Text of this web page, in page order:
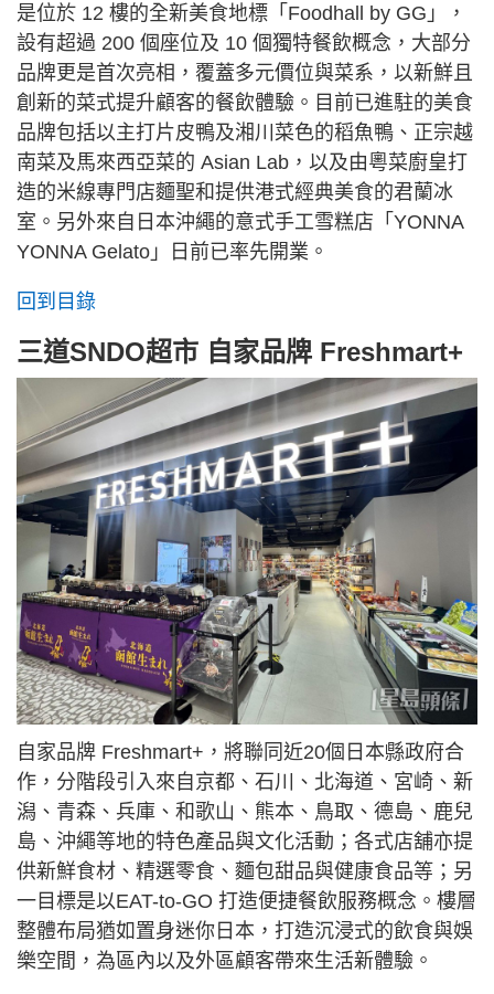
是位於 12 樓的全新美食地標「Foodhall by GG」，
設有超過 200 個座位及 10 個獨特餐飲概念，大部分
品牌更是首次亮相，覆蓋多元價位與菜系，以新鮮且
創新的菜式提升顧客的餐飲體驗。目前已進駐的美食
品牌包括以主打片皮鴨及湘川菜色的稻魚鴨、正宗越
南菜及馬來西亞菜的 Asian Lab，以及由粵菜廚皇打
造的米線專門店麵聖和提供港式經典美食的君蘭冰
室。另外來自日本沖繩的意式手工雪糕店「YONNA
YONNA Gelato」日前已率先開業。
回到目錄
三道SNDO超市 自家品牌 Freshmart+
自家品牌 Freshmart+，將聯同近20個日本縣政府合
作，分階段引入來自京都、石川、北海道、宮崎、新
潟、青森、兵庫、和歌山、熊本、鳥取、德島、鹿兒
島、沖繩等地的特色產品與文化活動；各式店舖亦提
供新鮮食材、精選零食、麵包甜品與健康食品等；另
一目標是以EAT-to-GO 打造便捷餐飲服務概念。樓層
整體布局猶如置身迷你日本，打造沉浸式的飲食與娛
樂空間，為區內以及外區顧客帶來生活新體驗。